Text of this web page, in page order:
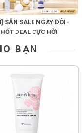
SĂN SALE NGÀY ĐÔI -
DEAL CỰC HỜI
BẠN